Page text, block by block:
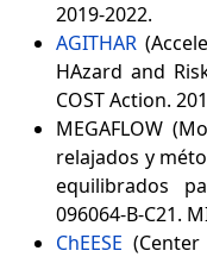
2019-2022.
AGITHAR
HAzard and
COST Action.
MEGAFLOW
relajados y
equilibrados
096064-B-C21.
ChEESE